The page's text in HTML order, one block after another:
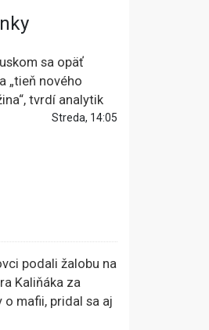
sa opäť
„tieň nového
tvrdí analytik
Streda, 14:05
podali žalobu na
Kaliňáka za
o mafii, pridal sa aj